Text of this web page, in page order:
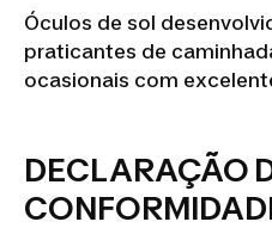
Óculos de sol
praticantes de
ocasionais com
DECLARAÇÃO